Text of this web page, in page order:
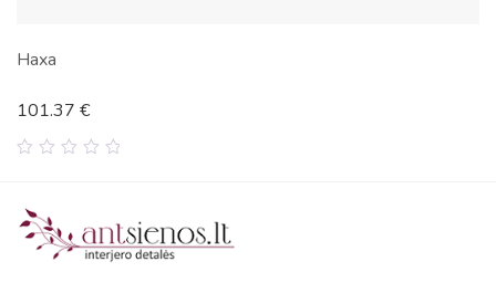
Haxa
5
101.37 €